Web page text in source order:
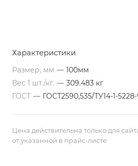
Характеристики
Размер, мм — 100мм
Вес 1 шт./кг. — 309.483 кг
ГОСТ — ГОСТ2590,535/ТУ14-1-
Цена действительна только для
от указанной в прайс-листе